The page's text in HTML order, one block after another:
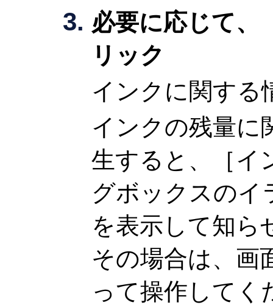
必要に応じて、
リック
インクに関する
インクの残量に
生すると、
［
グボックスのイ
を表示して知ら
その場合は、画
って操作してく